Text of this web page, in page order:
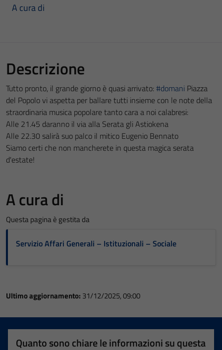
A cura di
Descrizione
Tutto pronto, il grande giorno è quasi arrivato: #domani Piazza
del Popolo vi aspetta per ballare tutti insieme con le note della
straordinaria musica popolare tanto cara a noi calabresi:
Alle 21.45 daranno il via alla Serata gli Astiokena
Alle 22.30 salirà suo palco il mitico Eugenio Bennato
Siamo certi che non mancherete in questa magica serata
d'estate!
A cura di
Questa pagina è gestita da
Servizio Affari Generali – Istituzionali – Sociale
Ultimo aggiornamento: 31/12/2025, 09:00
Quanto sono chiare le informazioni su questa